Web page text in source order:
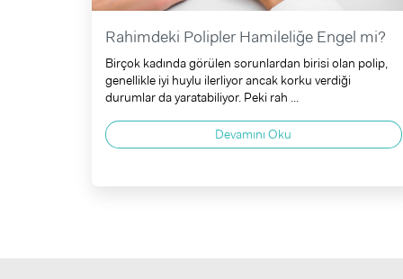
Rahimdeki Polipler Hamileliğe Engel mi?
Birçok kadında görülen sorunlardan birisi olan polip,
genellikle iyi huylu ilerliyor ancak korku verdiği
durumlar da yaratabiliyor. Peki rah ...
Devamını Oku